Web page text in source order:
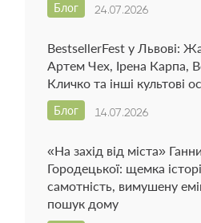
24.07.2026
Блог
BestsellerFest у Львові:
Артем Чех, Ірена Карпа,
Кличко та інші культові
14.07.2026
Блог
«На захід від міста» Ганни
Городецької: щемка
самотність, вимушену
пошук дому